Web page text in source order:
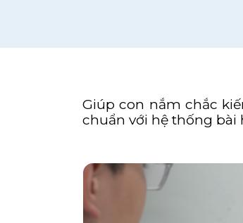
Giúp con nắm chắc
chuẩn với hệ thống bài